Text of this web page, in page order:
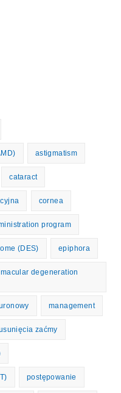
astigmatism
cataract
cornea
program
(DES) epiphora
degeneration
management
zaćmy
postępowanie